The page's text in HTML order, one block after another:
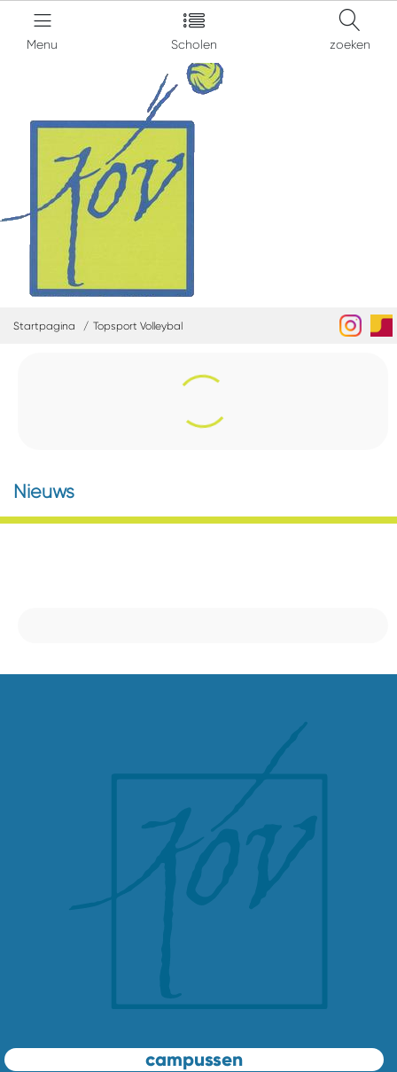
Menu Scholen zoeken
Startpagina Topsport Volleybal
Nieuws
campussen